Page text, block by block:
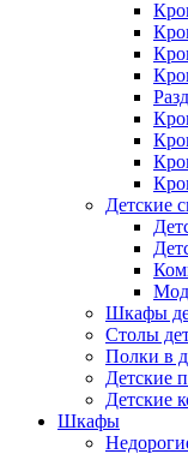
Детские
Шкафы
Столы
Полки в
Детские
Детские
Шкафы